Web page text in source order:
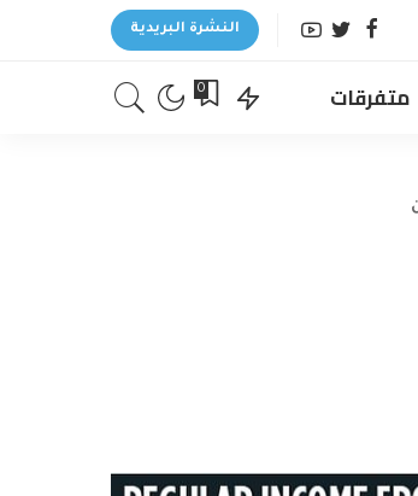
النشرة البريدية
متفرقات 0